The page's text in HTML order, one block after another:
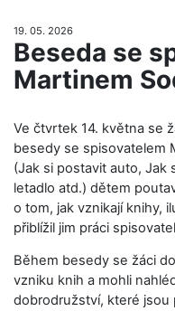
19. 05. 2026
Beseda se
Martinem
Ve čtvrtek 14. května se
besedy se spisovatelem
(Jak si postavit auto, Jak
letadlo atd.) dětem
o tom, jak vznikají knihy,
přiblížil jim práci
Během besedy se žáci
vzniku knih a mohli
dobrodružství, které jsou